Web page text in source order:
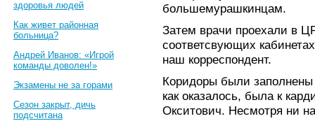
здоровья людей
Как живет районная
больница?
Андрей Иванов: «Игрой
команды доволен!»
Экзамены не за горами
Сезон закрыт, дичь
подсчитана
большемурашкинцам.
Затем врачи проехали в
соответсвующих
наш корреспондент.
Коридоры были
как оказалось, была к
Окситович. Несмотря ни